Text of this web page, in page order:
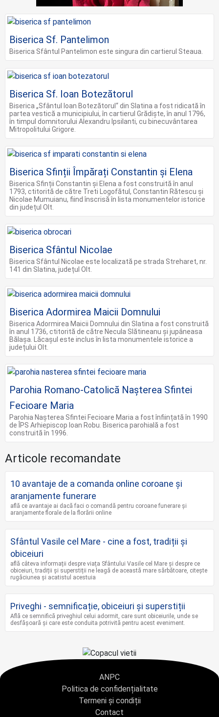
Biserica Sf. Pantelimon
Biserica Sfântul Pantelimon este singura din cartierul Steaua.
Biserica Sf. Ioan Botezătorul
Biserica „Sfântul Ioan Botezătorul“ din Slatina a fost ridicată în
partea vestică a municipiului, în cartierul Grădişte, în anul 1796,
în timpul domnitorului Alexandru Ipsilanti, cu binecuvântarea
Mitropolitului Grigore.
Biserica Sfinții Împărați Constantin și Elena
Biserica Sfinții Constantin și Elena a fost construită în anul
1793, ctitorită de către Treti Logofătul, Constantin Rătescu și
Nicolae Mumuianu, fiind înscrisă în lista monumentelor istorice
din județul Olt.
Biserica Sfântul Nicolae
Biserica Sfântul Nicolae este localizată pe strada Streharet, nr.
141 din Slatina, județul Olt.
Biserica Adormirea Maicii Domnului
Biserica Adormirea Maicii Domnului din Slatina a fost construită
în anul 1736, ctitorită de către Necula Slătineanu și jupâneasa
Bălașa. Lăcașul este inclus în lista monumentele istorice a
județului Olt.
Parohia Romano-Catolică Nașterea Sfintei
Fecioare Maria
Parohia Nașterea Sfintei Fecioare Maria a fost înființată în 1990
de ÎPS Arhiepiscop Ioan Robu. Biserica parohială a fost
construită în 1996.
Articole recomandate
10 avantaje de a comanda online coroane şi
aranjamente funerare
află ce avantaje ai dacă faci o comandă pentru coroane funerare și
aranjamente florale de la florării online
Sfântul Vasile cel Mare - cine a fost, tradiții și
obiceiuri
află câteva informații despre viața Sfântului Vasile cel Mare și despre ce
obiceiuri, tradiții și superstiții ne leagă de această mare sărbătoare, citește
rugăciunea și acatistul acestuia
Priveghi - semnificație, obiceiuri și superstiții
Află ce semnifică priveghiul celui adormit, care sunt obiceiurile, unde se
desfășoară și care este conduita potrivită pentru acest eveniment.
ANPC
Politica de confidențialitate
Termeni și condiții
Contact